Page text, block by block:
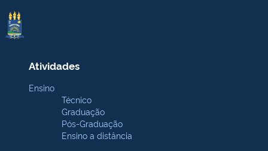
Atividades
Ensino
Técnico
Graduação
Pós-Graduação
Ensino a distância